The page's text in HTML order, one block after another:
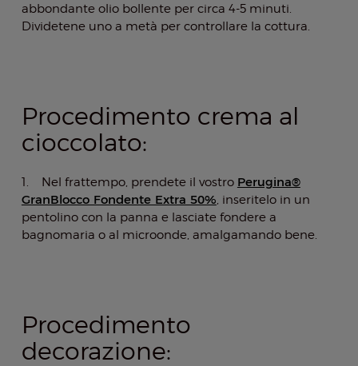
abbondante olio bollente per circa 4-5 minuti.
Dividetene uno a metà per controllare la cottura.
Procedimento crema al
cioccolato:
1. Nel frattempo, prendete il vostro Perugina®
GranBlocco Fondente Extra 50%, inseritelo in un
pentolino con la panna e lasciate fondere a
bagnomaria o al microonde, amalgamando bene.
Procedimento
decorazione: